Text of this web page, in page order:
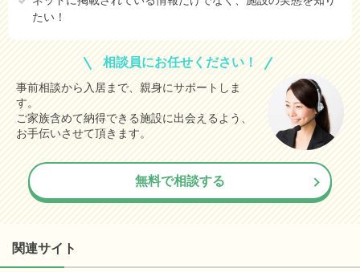
たい！
相談員にお任せください！
事前相談から入居まで、親身にサポートしま
す。
ご家族含めて納得できる施設に出会えるよう、
お手伝いさせて頂きます。
無料で相談する
関連サイト